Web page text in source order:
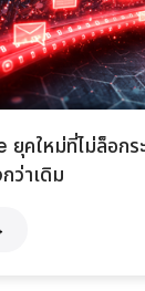
คใหม่ที่ไม่ล็อกร
ว่าเดิม